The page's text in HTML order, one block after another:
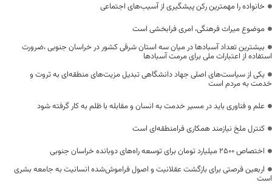
خانواده را مهمترین رکن پیشگیری از آسیب‌های اجتماعی
موضوع میراث فرهنگی، امری فرابخشی است
بیشترین تعداد آسبادها در میان سه استان شرقی کشور در خراسان جنوبی ،ضرورت
استفاده از اعتبارات ملی برای مرمت آسبادها
یکی از سیاست‌های اصلی جهاد دانشگاهی تبدیل مزیت‌های منطقه‌ای به ثروت و
خدمت به مردم است
علم و فناوری باید در مسیر خدمت به انسان و مقابله با ظلم به کار گرفته شود
کنترل ملخ نیازمند همکاری فرامنطقه‌ای است
اختصاص 2500 میلیارد تومان برای توسعه راه‌های دوبانده خراسان جنوبی
اربعین فرصتی برای بازگشت عقلانیت و اصول فراموش‌شده انسانیت به جامعه بشری
است